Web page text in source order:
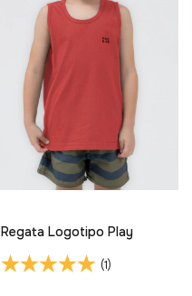
Regata Logotipo Play
(1)